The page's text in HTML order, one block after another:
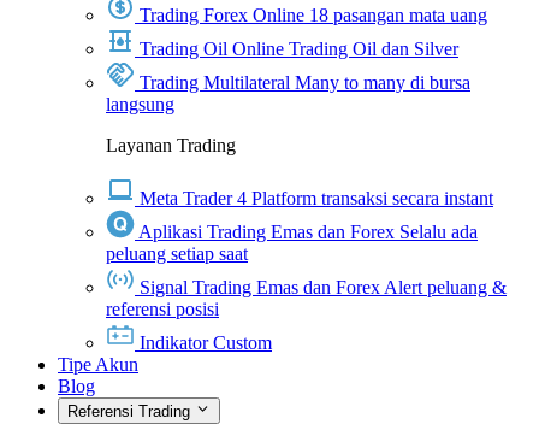
Trading Forex Online 18 pasangan mata uang
Trading Oil Online Trading Oil dan Silver
Trading Multilateral Many to many di bursa
langsung
Layanan Trading
Meta Trader 4 Platform transaksi secara instant
Aplikasi Trading Emas dan Forex Selalu ada
peluang setiap saat
Signal Trading Emas dan Forex Alert peluang &
referensi posisi
Indikator Custom
Tipe Akun
Blog
Referensi Trading